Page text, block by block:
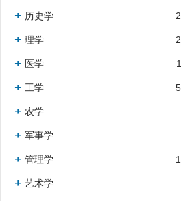
历史学
理学
医学
工学
农学
军事学
管理学
艺术学